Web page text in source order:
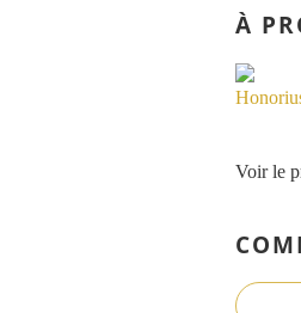
À
Voir le